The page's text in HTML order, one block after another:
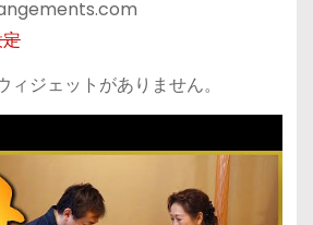
ジェットがありません。